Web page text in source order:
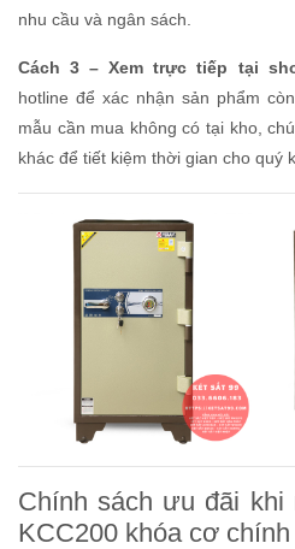
nhu cầu và ngân sách.
Cách 3 – Xem trực tiếp tại
hotline để xác nhận sản phẩm
mẫu cần mua không có tại kho,
khác để tiết kiệm thời gian cho quý
Chính sách ưu đãi khi
KCC200 khóa cơ